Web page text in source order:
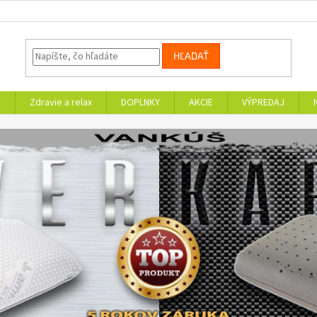
HĽADAŤ
Zdravie a relax DOPLNKY AKCIE VÝPREDAJ